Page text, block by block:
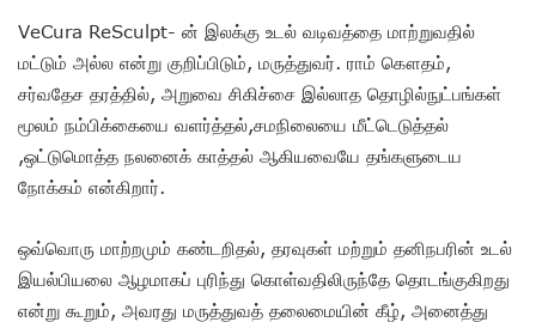
VeCura ReSculpt- ன் இலக்கு உடல் வடிவத்தை மாற்றுவதில்
மட்டும் அல்ல என்று குறிப்பிடும், மருத்துவர். ராம் கௌதம்,
சர்வதேச தரத்தில், அறுவை சிகிச்சை இல்லாத தொழில்நுட்பங்கள்
மூலம் நம்பிக்கையை வளர்த்தல்,சமநிலையை மீட்டெடுத்தல்
,ஒட்டுமொத்த நலனைக் காத்தல் ஆகியவையே தங்களுடைய
நோக்கம் என்கிறார்.
ஒவ்வொரு மாற்றமும் கண்டறிதல், தரவுகள் மற்றும் தனிநபரின் உடல்
இயல்பியலை ஆழமாகப் புரிந்து கொள்வதிலிருந்தே தொடங்குகிறது
என்று கூறும், அவரது மருத்துவத் தலைமையின் கீழ், அனைத்து